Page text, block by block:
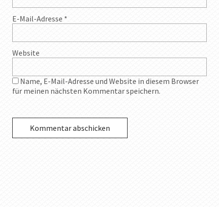
E-Mail-Adresse *
Website
Name, E-Mail-Adresse und Website in diesem Browser
für meinen nächsten Kommentar speichern.